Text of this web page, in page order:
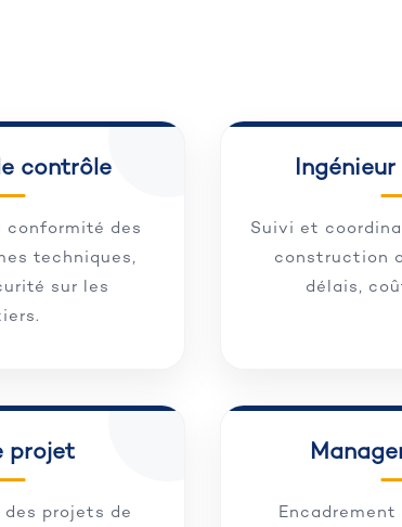
contrôle
conformité des
techniques,
sur les
Suivi et
construction
délais,
projet
projets de